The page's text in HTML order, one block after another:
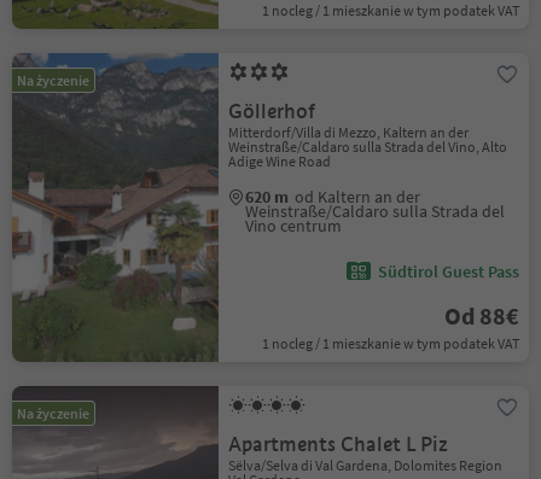
1 nocleg / 1 mieszkanie w tym podatek VAT
Na życzenie
Göllerhof
Mitterdorf/Villa di Mezzo, Kaltern an der
Weinstraße/Caldaro sulla Strada del Vino, Alto
Adige Wine Road
620 m od Kaltern an der
Weinstraße/Caldaro sulla Strada del
Vino centrum
Südtirol Guest Pass
Od 88€
1 nocleg / 1 mieszkanie w tym podatek VAT
Na życzenie
Apartments Chalet L Piz
Sëlva/Selva di Val Gardena, Dolomites Region